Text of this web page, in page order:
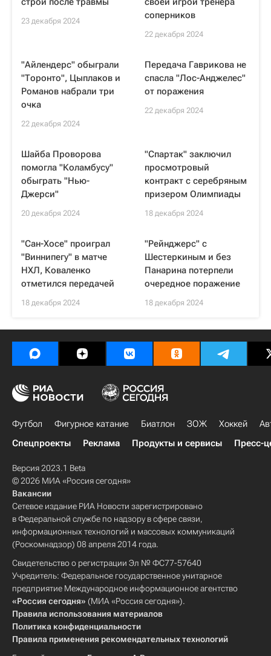
23 декабря 2024
соперников
22 декабря 2024
"Айлендерс" обыграли
"Торонто", Цыплаков и
Романов набрали три
очка
22 декабря 2024
Передача Гаврикова не
спасла "Лос-Анджелес"
от поражения
22 декабря 2024
Шайба Проворова
помогла "Коламбусу"
обыграть "Нью-
Джерси"
20 декабря 2024
"Спартак" заключил
просмотровый
контракт с серебряным
призером Олимпиады
18 декабря 2024
"Сан-Хосе" проиграл
"Виннипегу" в матче
НХЛ, Коваленко
отметился передачей
18 декабря 2024
"Рейнджерс" с
Шестеркиным и без
Панарина потерпели
очередное поражение
18 декабря 2024
Футбол Фигурное катание Биатлон ЗОЖ Хоккей
Спецпроекты
Реклама Продукты и сервисы Пресс-
Версия 2023.1 Beta
© 2026 МИА «Россия сегодня»
Вакансии
Сетевое издание РИА Новости зарегистрировано
в Федеральной службе по надзору в сфере связи,
информационных технологий и массовых коммуникаций
(Роскомнадзор) 08 апреля 2014 года.
Свидетельство о регистрации Эл № ФС77-57640
Учредитель: Федеральное государственное унитарное
предприятие Международное информационное агентство
«Россия сегодня» (МИА «Россия сегодня»).
Правила использования материалов
Политика конфиденциальности
Правила применения рекомендательных технологий